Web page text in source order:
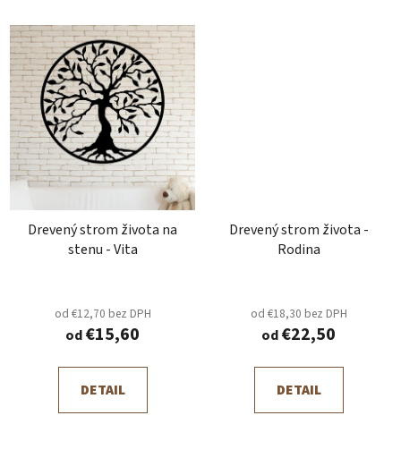
Drevený strom života na
stenu - Vita
od €12,70 bez DPH
od€15,60
DETAIL
Drevený strom života -
Rodina
od €18,30 bez DPH
od€22,50
DETAIL